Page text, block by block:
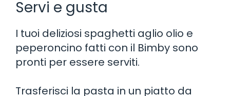
Servi e gusta
I tuoi deliziosi spaghetti aglio olio e
peperoncino fatti con il Bimby sono
pronti per essere serviti.
Trasferisci la pasta in un piatto da